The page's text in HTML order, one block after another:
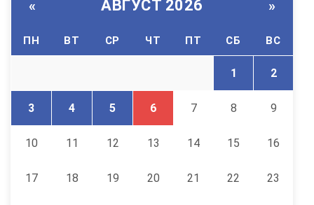
« АВГУСТ 2026 »
ПН ВТ СР ЧТ ПТ СБ ВС
1 2
3 4 5 6 7 8 9
10 11 12 13 14 15 16
17 18 19 20 21 22 23